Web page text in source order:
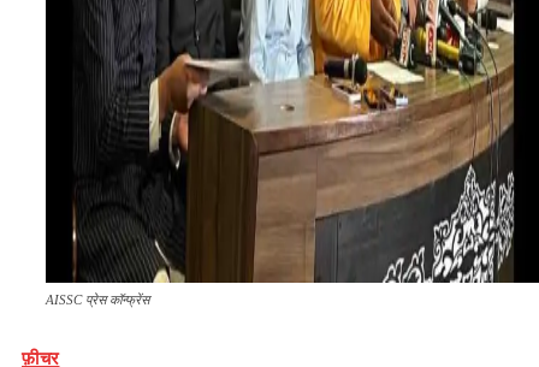
AISSC प्रेस कॉन्फ्रेंस
फ़ीचर